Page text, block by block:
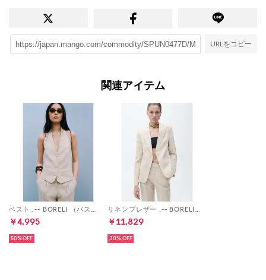
URLをコピー
関連アイテム
ベスト .-- BORELI （パステルグレー）
￥4,995
50%
リネンブレザー .-- BORELI （パステルグレー）
￥11,829
30%